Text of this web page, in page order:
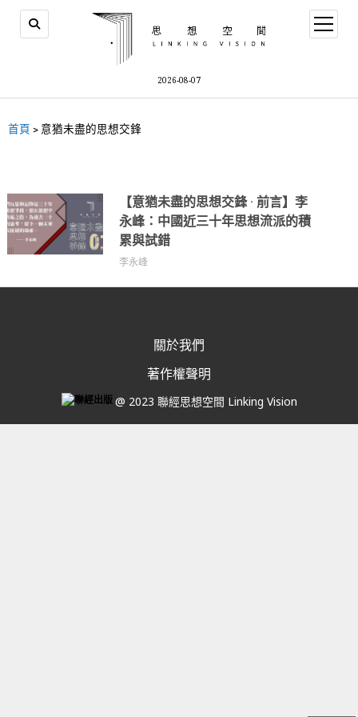
2026-08-07
首頁 > 意猶未盡的思想交鋒
【意猶未盡的思想交鋒 · 前言】李
永峰：中國近三十年思想流派的積
累與試錯
李永峰
關於我們
著作權聲明
@ 2023 聯經思想空間 Linking Vision